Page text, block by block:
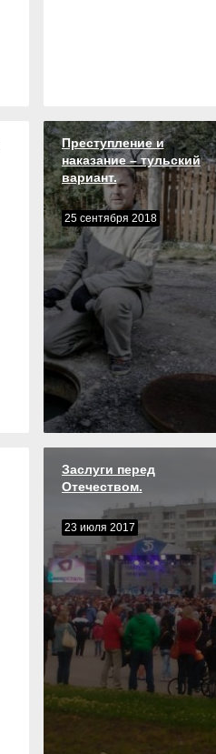
Преступление и
наказание – тульский
вариант.
25 сентября 2018
Заслуги перед
Отечеством.
23 июля 2017